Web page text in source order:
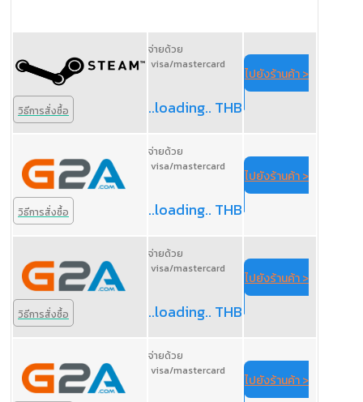
วิธีการสั่งซื้อ
จ่ายด้วย
visa/mastercard
..loading.. THB
ไปยังร้านค้า >
วิธีการสั่งซื้อ
จ่ายด้วย
visa/mastercard
..loading.. THB
ไปยังร้านค้า >
วิธีการสั่งซื้อ
จ่ายด้วย
visa/mastercard
..loading.. THB
ไปยังร้านค้า >
จ่ายด้วย
visa/mastercard
ไปยังร้านค้า >